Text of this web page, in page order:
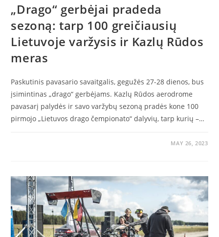
„Drago“ gerbėjai pradeda
sezoną: tarp 100 greičiausių
Lietuvoje varžysis ir Kazlų Rūdos
meras
Paskutinis pavasario savaitgalis, gegužės 27-28 dienos, bus
įsimintinas „drago“ gerbėjams. Kazlų Rūdos aerodrome
pavasarį palydės ir savo varžybų sezoną pradės kone 100
pirmojo „Lietuvos drago čempionato“ dalyvių, tarp kurių –…
MAY 26, 2023